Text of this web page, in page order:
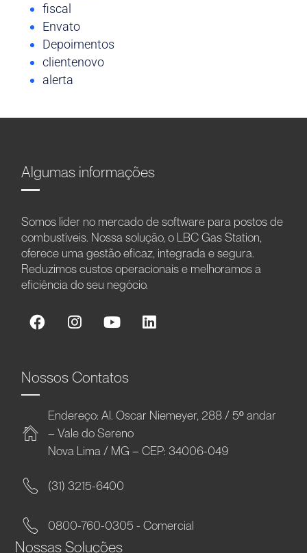
fiscal
Envato
Depoimentos
clientenovo
alerta
Algumas informações
Somos líder no mercado de software para postos de
combustíveis. Nossa solução, o LBC Gas Station,
oferece uma gestão eficaz, integrada e segura.
Reduzimos custos operacionais e melhoramos a
eficiência do seu negócio.
Nossos Contatos
Endereço: Al. Oscar Niemeyer, 288 / 5º andar
– Vale do Sereno
Nova Lima / MG – CEP: 34006-049
(31) 3215-6400
0800-760-0305 - Comercial
Nossas Soluções